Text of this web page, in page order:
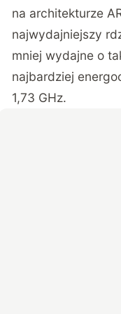
na architekturze
najwydajniejszy
mniej wydajne o
najbardziej
1,73 GHz.